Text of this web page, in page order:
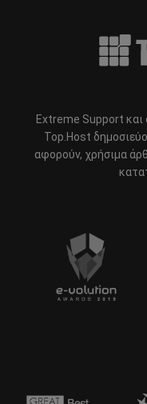
Extreme Support και
Top.Host
αφορούν, χρήσιμα